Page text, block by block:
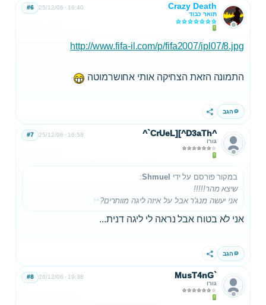
Crazy Death
תואר כבוד
25/12/06 16:40
#6
http://www.fifa-il.com/p/fifa2007/ipl07/8.jpg
התמונה הזאת הצחיקה אותי אחושרמוטה
הגב שתף
^`CrUeL][^D3aTh^
גורו
25/12/06 16:58
#7
במקור פורסם על ידי Shmuel
:
שיצא מהר!!!!!
אני יעשה מנג'ר אבל על איזה ליגה מוותרים?
אני לא בטוח אבל נראה לי ליגה דנית...
הגב שתף
MusT4nG`
גורו
26/12/06 19:38
#8